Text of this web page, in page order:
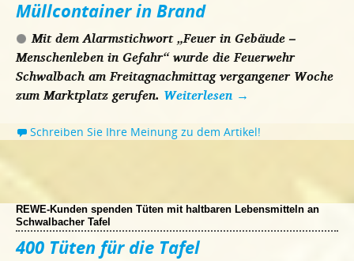
Müllcontainer in Brand
Mit dem Alarmstichwort „Feuer in Gebäude –
Menschenleben in Gefahr“ wurde die Feuerwehr
Schwalbach am Freitagnachmittag vergangener Woche
zum Marktplatz gerufen. Weiterlesen →
Schreiben Sie Ihre Meinung zu dem Artikel!
REWE-Kunden spenden Tüten mit haltbaren Lebensmitteln an
Schwalbacher Tafel
400 Tüten für die Tafel